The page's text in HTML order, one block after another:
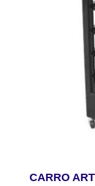
CARRO